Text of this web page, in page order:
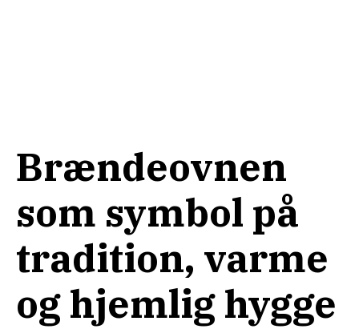
Brændeovnen
som symbol på
tradition, varme
og hjemlig hygge